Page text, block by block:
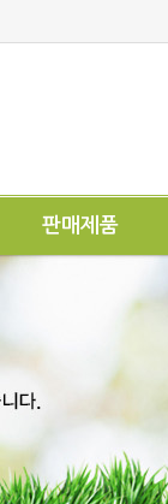
판매제품